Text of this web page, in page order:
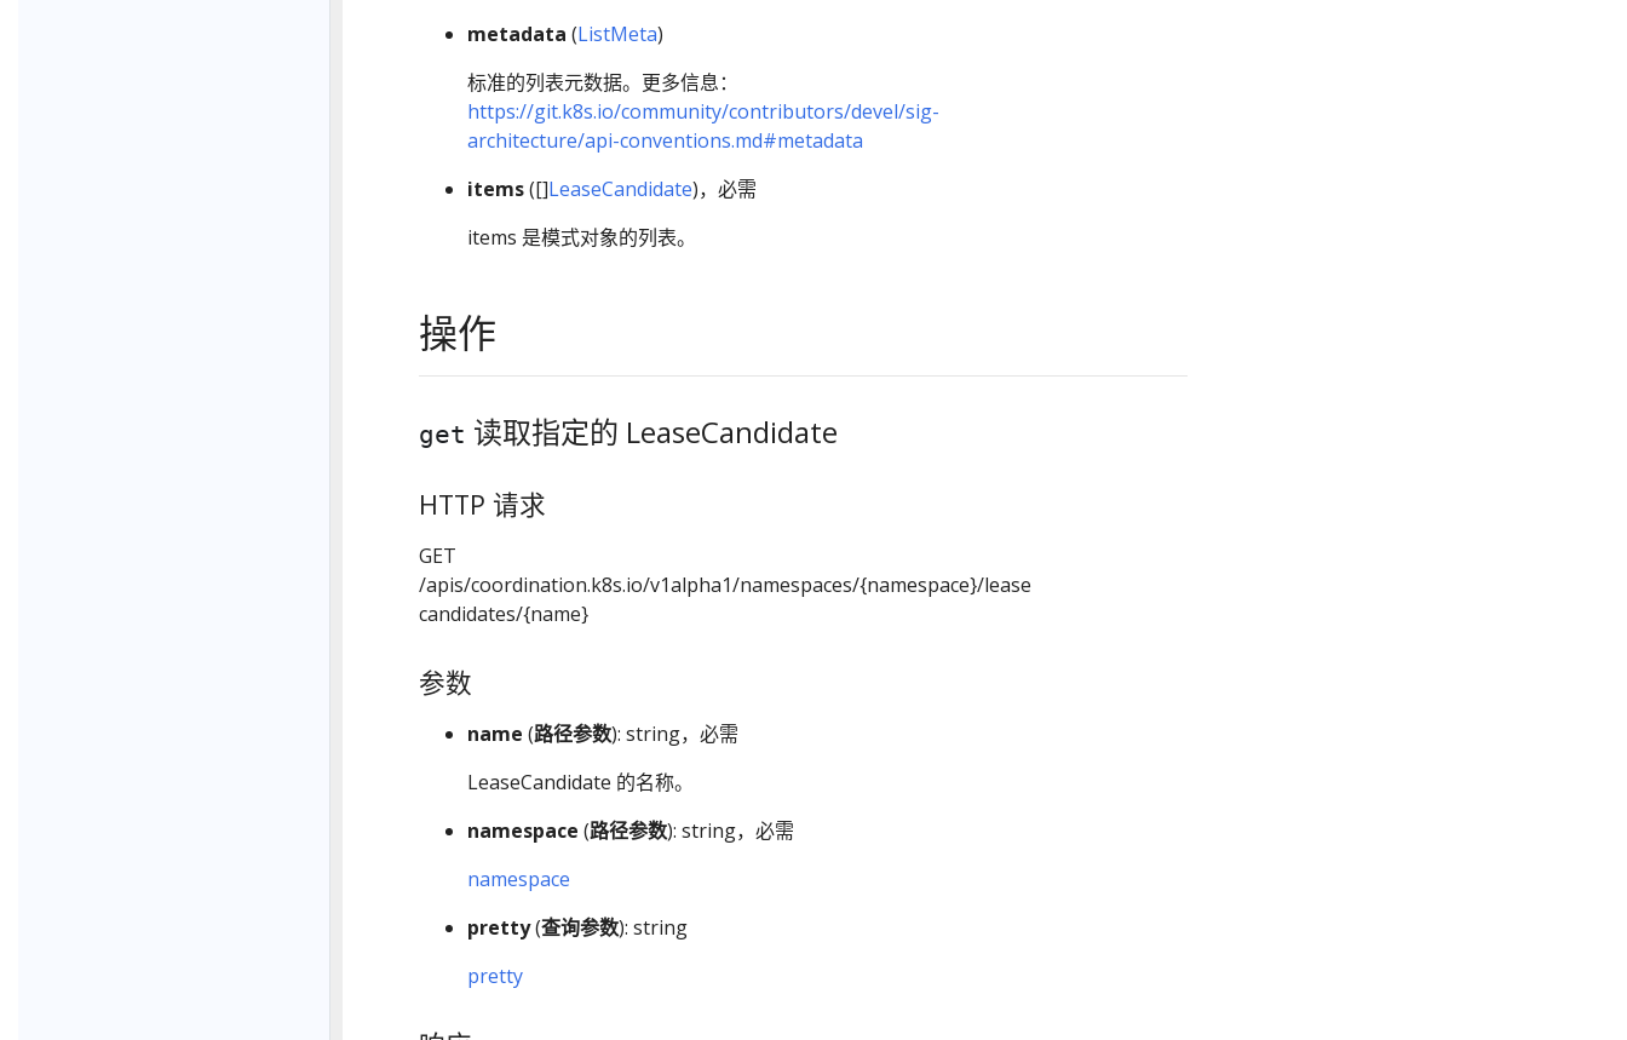
metadata (ListMeta)
标准的列表元数据。更多信息：
https://git.k8s.io/community/contributors/devel/sig-
architecture/api-conventions.md#metadata
items([]LeaseCandidate)，必需
items 是模式对象的列表。
操作
get 读取指定的 LeaseCandidate
HTTP 请求
GET
/apis/coordination.k8s.io/v1alpha1/namespaces/{namespace}/lease
candidates/{name}
参数
name (路径参数): string，必需
LeaseCandidate 的名称。
namespace (路径参数): string，必需
namespace
pretty(查询参数): string
pretty